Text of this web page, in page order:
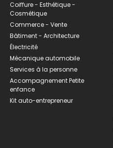
Coiffure - Esthétique -
Cosmétique
Commerce - Vente
Bâtiment - Architecture
Électricité
Mécanique automobile
Services à la personne
Accompagnement Petite
enfance
Kit auto-entrepreneur